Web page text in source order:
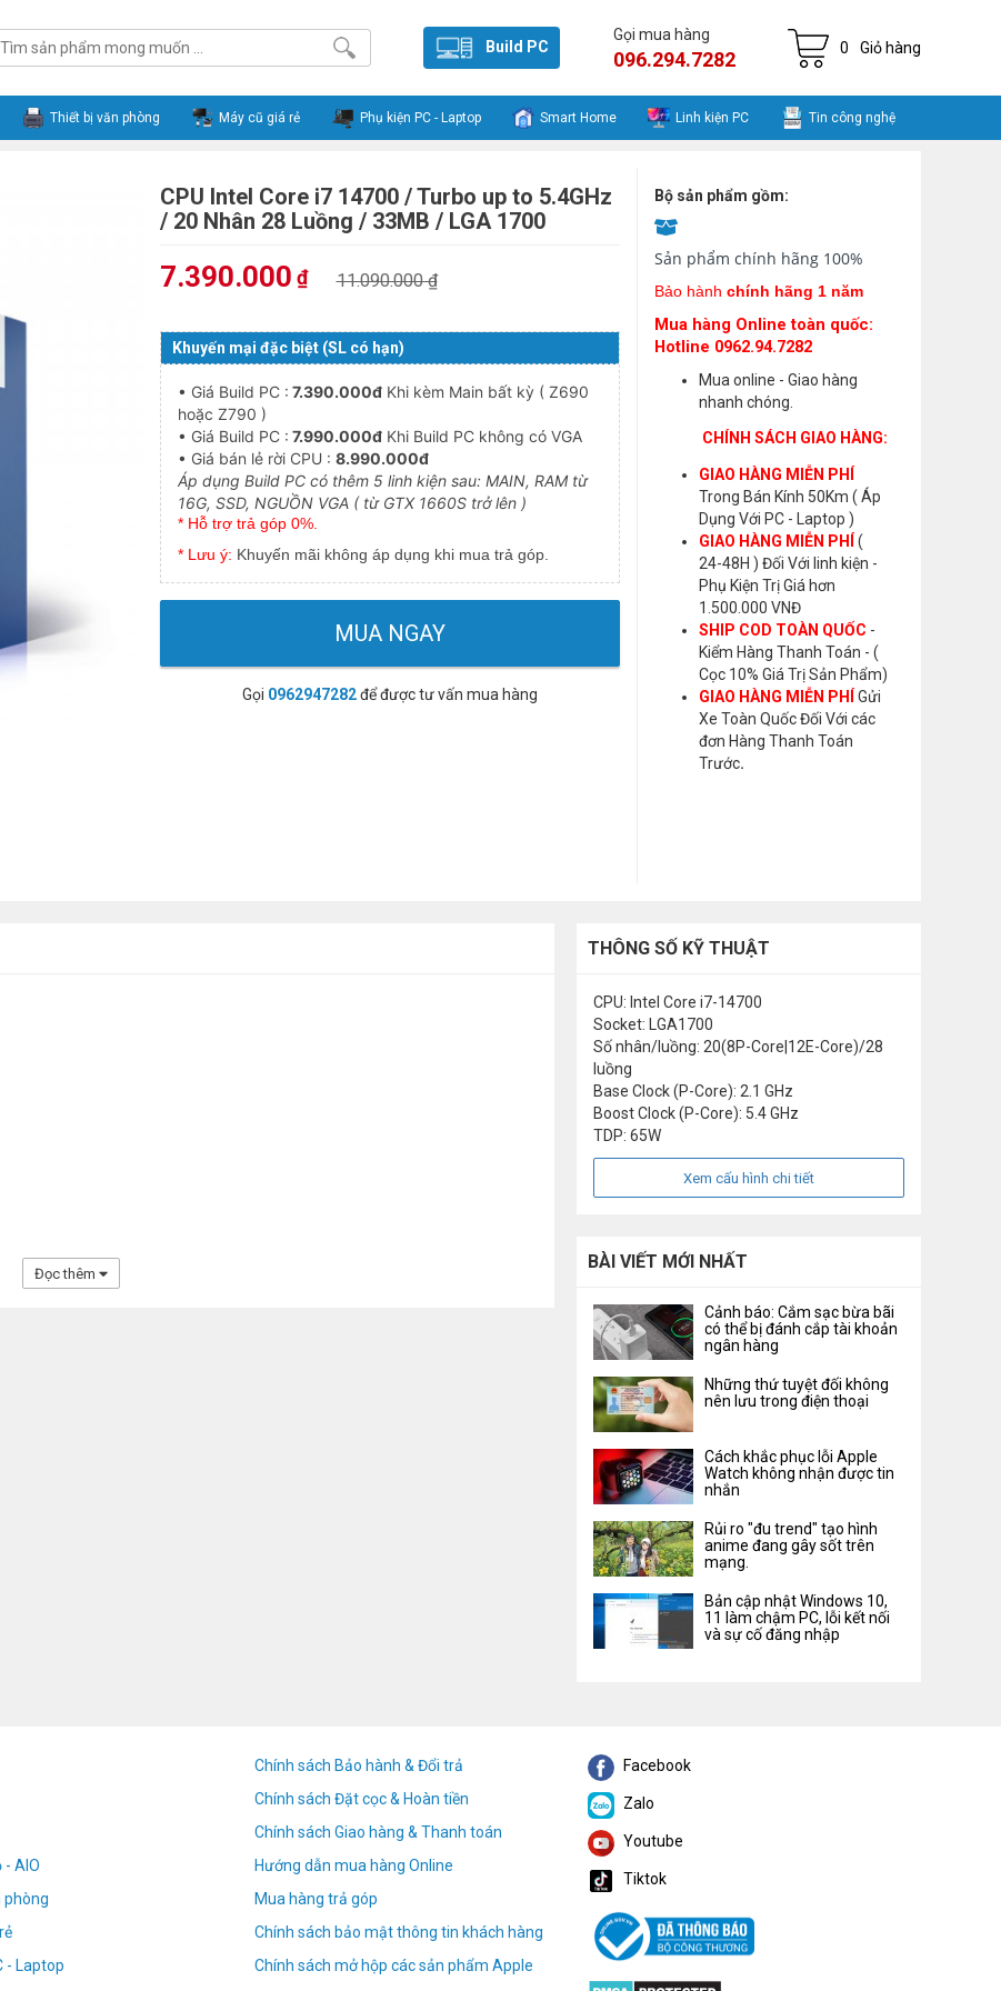
Build PC
Gọi mua hàng
096.294.7282 0 Giỏ hàng
Thiết bị văn phòng Máy cũ giá rẻ Phụ kiện PC - Laptop Smart Home Linh kiện PC Tin công nghệ
CPU Intel Core i7 14700 / Turbo up to 5.4GHz
/ 20 Nhân 28 Luồng / 33MB / LGA 1700
7.390.000 ₫ 11.090.000 ₫
Khuyến mại đặc biệt (SL có hạn)
• Giá Build PC : 7.390.000đKhi kèm Main bất kỳ ( Z690
hoặc Z790 )
• Giá Build PC : 7.990.000đKhi Build PC không có VGA
• Giá bán lẻ rời CPU : 8.990.000đ
Áp dụng Build PC có thêm 5 linh kiện sau: MAIN, RAM từ
16G, SSD, NGUỒN VGA ( từ GTX 1660S trở lên )
* Hỗ trợ trả góp 0%.
* Lưu ý: Khuyến mãi không áp dụng khi mua trả góp.
MUA NGAY
Gọi 0962947282để được tư vấn mua hàng
Bộ sản phẩm gồm:
Sản phẩm chính hãng 100%
Bảo hành chính hãng 1 năm
Mua hàng Online toàn quốc:
Hotline 0962.94.7282
Mua online - Giao hàng
nhanh chóng.
CHÍNH SÁCH GIAO HÀNG:
GIAO HÀNG MIỄN PHÍ
Trong Bán Kính 50Km ( Áp
Dụng Với PC - Laptop )
GIAO HÀNG MIỄN PHÍ
(
24-48H ) Đối Với linh kiện -
Phụ Kiện Trị Giá hơn
1.500.000 VNĐ
SHIP COD TOÀN QUỐC -
Kiểm Hàng Thanh Toán - (
Cọc 10% Giá Trị Sản Phẩm)
GIAO HÀNG MIỄN PHÍ
Gửi
Xe Toàn Quốc Đối Với các
đơn Hàng Thanh Toán
Trước.
Đọc thêm
THÔNG SỐ KỸ THUẬT
CPU: Intel Core i7-14700
Socket: LGA1700
Số nhân/luồng: 20(8P-Core|12E-Core)/28
luồng
Base Clock (P-Core): 2.1 GHz
Boost Clock (P-Core): 5.4 GHz
TDP: 65W
Xem cấu hình chi tiết
BÀI VIẾT MỚI NHẤT
Cảnh báo: Cắm sạc bừa bãi
có thể bị đánh cắp tài khoản
ngân hàng
Những thứ tuyệt đối không
nên lưu trong điện thoại
Cách khắc phục lỗi Apple
Watch không nhận được tin
nhắn
Rủi ro "đu trend" tạo hình
anime đang gây sốt trên
mạng.
Bản cập nhật Windows 10,
11 làm chậm PC, lỗi kết nối
và sự cố đăng nhập
- AIO
phòng
- Laptop
Chính sách Bảo hành & Đổi trả
Chính sách Đặt cọc & Hoàn tiền
Chính sách Giao hàng & Thanh toán
Hướng dẫn mua hàng Online
Mua hàng trả góp
Chính sách bảo mật thông tin khách hàng
Chính sách mở hộp các sản phẩm Apple
Facebook
Zalo
Youtube
Tiktok